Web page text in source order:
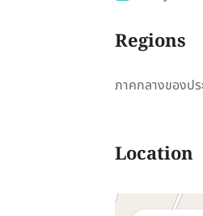
Regions
ภาคกลางของปร
Location